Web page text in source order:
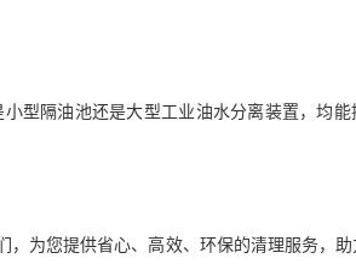
型隔油池还是大型工业油水分离装置，均能
为您提供省心、高效、环保的清理服务，